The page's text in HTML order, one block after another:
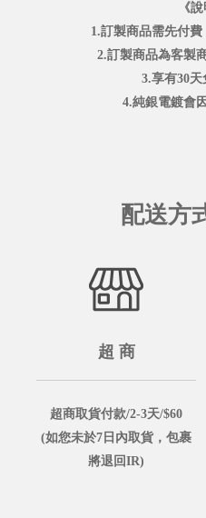
《說
1.訂製商品需先付費
2.訂製商品為客製
3.享有30天
4.純銀電鍍會
配送方
超 商
超商取貨付款/2-3天/$60
(如您未於7日內取貨，包裹
將退回IR)